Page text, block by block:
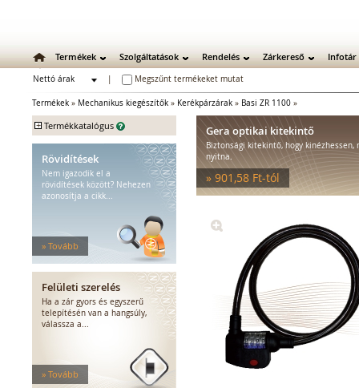
Termékek Szolgáltatások Rendelés Zárkereső Infotár
Nettó árak
Megszűnt termékeket mutat
Termékek » Mechanikus kiegészítők » Kerékpárzárak » Basi ZR 1100 »
+ Termékkatalógus
Mechanikus bevéső zárak
Zárbetétek
Lakatok
Mechanikus kiegészítők
Ajtókitámasztók
Optikai kitekintők
Kerékpárzárak
Ellenlemezek
Elektromos bevéső zárak
Rövidítések
Nem igazodik el a
rövidítések között? Nehezen
azonosítja a cikk...
» Tovább
Felületi szerelés
Ha a zár gyors és egyszerű
telepítésén van a hangsúly,
válassza a...
» Tovább
Gera optikai kitekintő
Biztonsági kitekintő, hogy
nyitna.
» 901,58 Ft-tól